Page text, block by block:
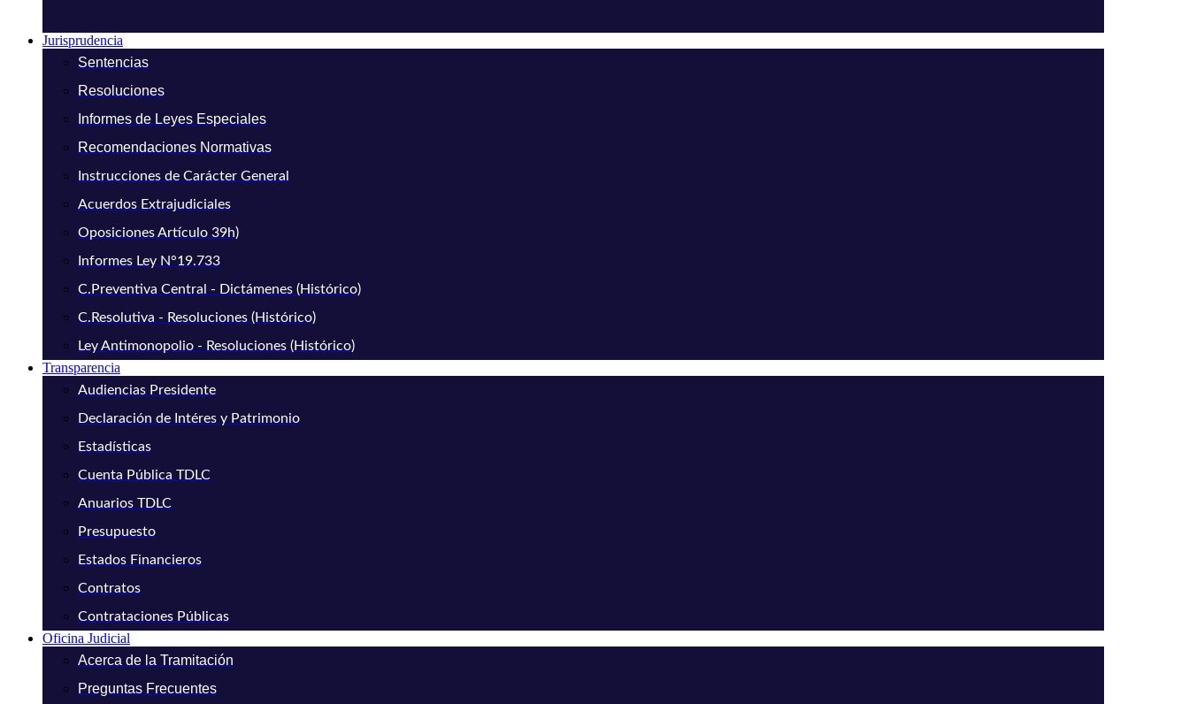
Jurisprudencia
Sentencias
Resoluciones
Informes de Leyes Especiales
Recomendaciones Normativas
Instrucciones de Carácter General
Acuerdos Extrajudiciales
Oposiciones Artículo 39h)
Informes Ley N°19.733
C.Preventiva Central - Dictámenes (Histórico)
C.Resolutiva - Resoluciones (Histórico)
Ley Antimonopolio - Resoluciones (Histórico)
Transparencia
Audiencias Presidente
Declaración de Intéres y Patrimonio
Estadísticas
Cuenta Pública TDLC
Anuarios TDLC
Presupuesto
Estados Financieros
Contratos
Contrataciones Públicas
Oficina Judicial
Acerca de la Tramitación
Preguntas Frecuentes